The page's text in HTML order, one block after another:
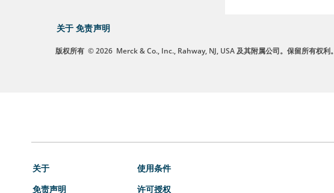
关于 免责声明
版权所有 © 2026 Merck & Co., Inc., Rahway, NJ, USA 及其附属公司。保留所有权利。
关于
免责声明
使用条件
许可授权